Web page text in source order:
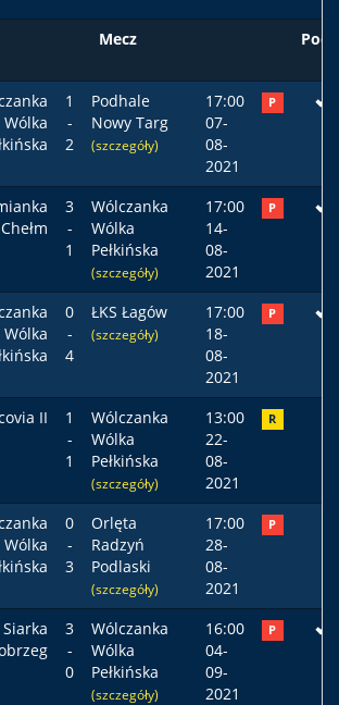
Mecz
Wólka
1
-
2
Podhale
Nowy Targ
(szczegóły)
17:00
07-
08-
2021
P
Chełm
3
-
1
Wólczanka
Wólka
Pełkińska
(szczegóły)
17:00
14-
08-
2021
P
Wólka
0
-
4
ŁKS Łagów
(szczegóły)
17:00
18-
08-
2021
P
II
1
-
1
Wólczanka
Wólka
Pełkińska
(szczegóły)
13:00
22-
08-
2021
R
Wólka
0
-
3
Orlęta
Radzyń
Podlaski
(szczegóły)
17:00
28-
08-
2021
P
Siarka
3
-
0
Wólczanka
Wólka
Pełkińska
(szczegóły)
16:00
04-
09-
2021
P